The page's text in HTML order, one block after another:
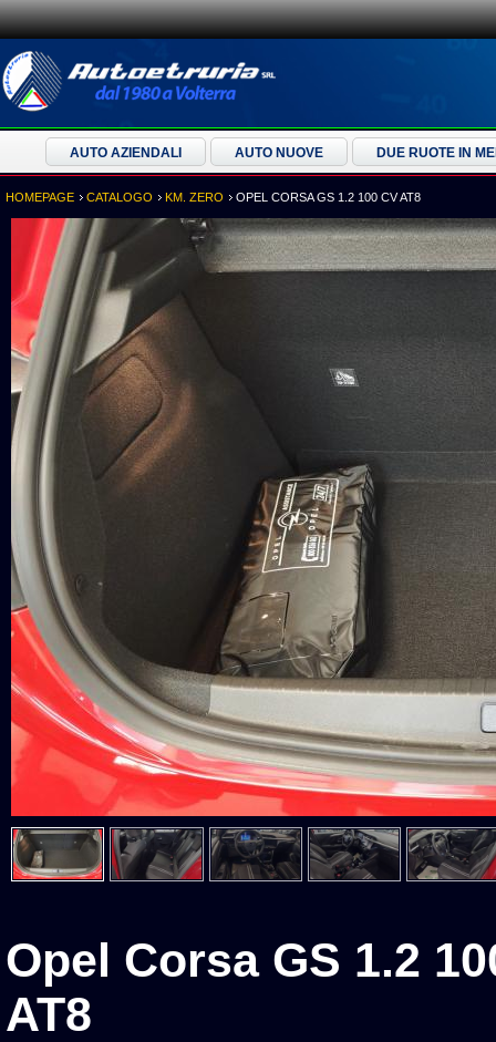
AUTO AZIENDALI AUTO NUOVE DUE RUOTE IN
HOMEPAGE CATALOGO KM. ZERO OPEL CORSA GS 1.2 100 CV AT8
Opel Corsa GS 1.2
AT8